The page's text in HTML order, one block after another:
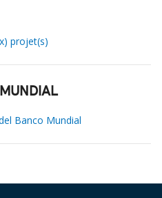
projet(s)
Banco Mundial